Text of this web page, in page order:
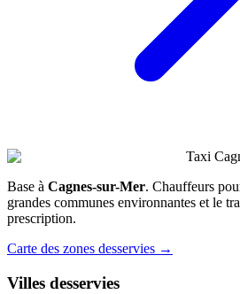
Taxi
Base à Cagnes-sur-Mer. Chauffeurs
grandes communes environnantes et le
prescription.
Carte des zones desservies →
Villes desservies